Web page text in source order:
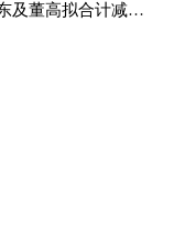
博睿数据最新公告：股东及董高拟合计减持不超5.15%股份